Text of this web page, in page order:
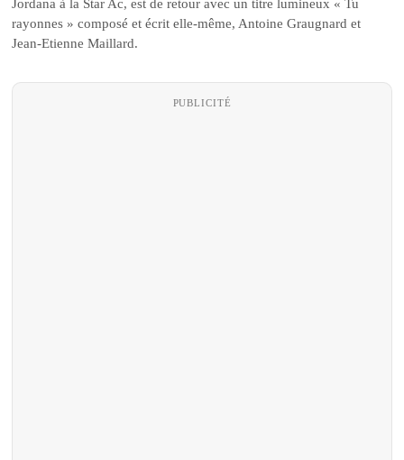
Jordana à la Star Ac, est de retour avec un titre lumineux « Tu
rayonnes » composé et écrit elle-même, Antoine Graugnard et
Jean-Etienne Maillard.
PUBLICITÉ